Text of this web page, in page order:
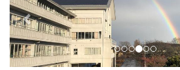
e
v
i
o